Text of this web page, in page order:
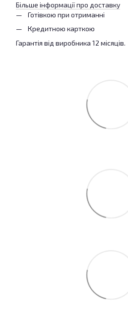
Більше інформації про доставку
Готівкою при отриманні
Кредитною карткою
Гарантія від виробника 12 місяців.